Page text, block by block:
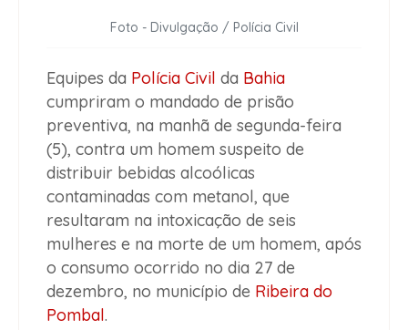
Foto - Divulgação / Polícia Civil
Equipes da Polícia Civil da Bahia
cumpriram o mandado de prisão
preventiva, na manhã de segunda-feira
(5), contra um homem suspeito de
distribuir bebidas alcoólicas
contaminadas com metanol, que
resultaram na intoxicação de seis
mulheres e na morte de um homem, após
o consumo ocorrido no dia 27 de
dezembro, no município de Ribeira do
Pombal.